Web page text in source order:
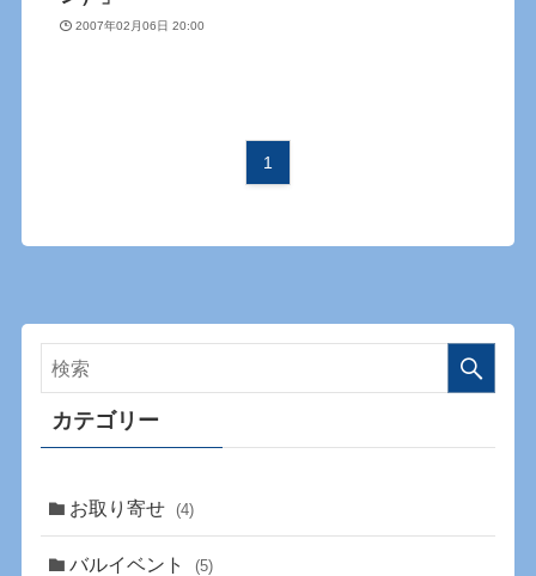
2007年02月06日 20:00
1
カテゴリー
お取り寄せ (4)
バルイベント (5)